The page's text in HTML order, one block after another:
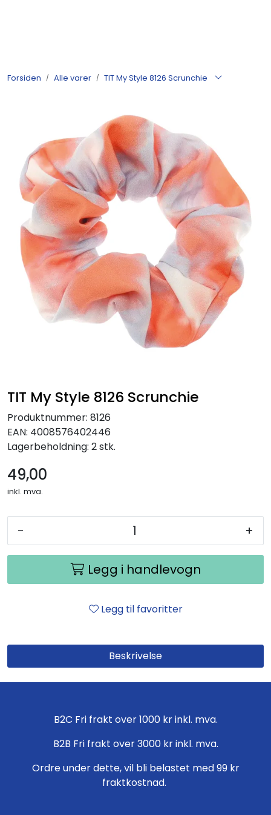
Forsiden Alle varer TIT My Style 8126 Scrunchie
TIT My Style 8126 Scrunchie
Produktnummer: 8126
EAN: 4008576402446
Lagerbeholdning: 2 stk.
49,00
inkl. mva.
- +
Legg i handlevogn
Legg til favoritter
Beskrivelse
B2C Fri frakt over 1000 kr inkl. mva.
B2B Fri frakt over 3000 kr inkl. mva.
Ordre under dette, vil bli belastet med 99 kr
fraktkostnad.
Nyheter
Alle varer
Månedens bestselgere
Etter merke
Julekatalog 2026